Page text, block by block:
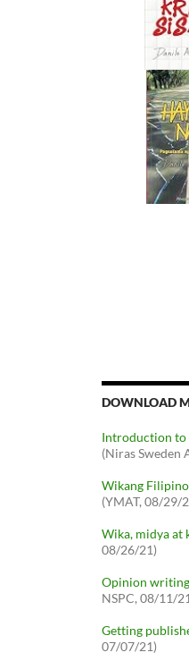
DOWNLOAD
Introduction to
(Niras Sweden
Wikang
(YMAT, 08/29/
Wika, midya at
08/26/21)
Opinion
NSPC, 08/11/
Getting
07/07/21)